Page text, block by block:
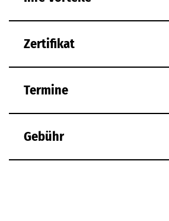
Zertifikat
Termine
Gebühr